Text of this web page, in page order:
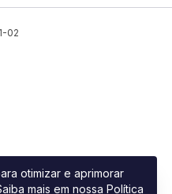
otimizar e aprimorar
mais em nossa Política
02